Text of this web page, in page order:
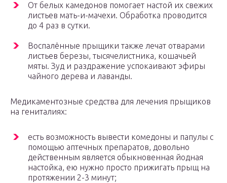
От белых камедонов помогает настой их свежих
листьев мать-и-мачехи. Обработка проводится
до 4 раз в сутки.
Воспалённые прыщики также лечат отварами
листьев березы, тысячелистника, кошачьей
мяты. Зуд и раздражение успокаивают эфиры
чайного дерева и лаванды.
Медикаментозные средства для лечения прыщиков
на гениталиях:
есть возможность вывести комедоны и папулы с
помощью аптечных препаратов, довольно
действенным является обыкновенная йодная
настойка, ею нужно просто прижигать прыщ на
протяжении 2-3 минут;